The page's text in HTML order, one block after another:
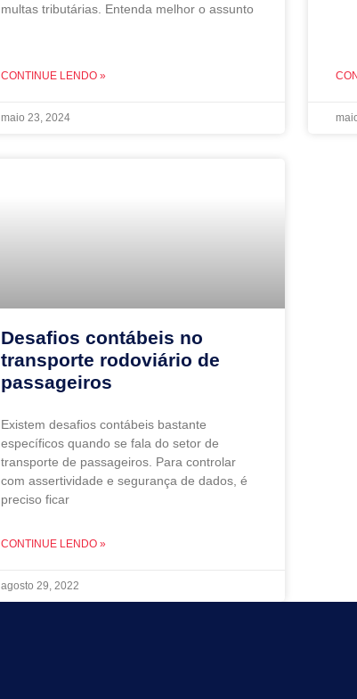
multas tributárias. Entenda melhor o assunto
CONTINUE LENDO »
maio 23, 2024
Desafios contábeis no
transporte rodoviário de
passageiros
Existem desafios contábeis bastante
específicos quando se fala do setor de
transporte de passageiros. Para controlar
com assertividade e segurança de dados, é
preciso ficar
CONTINUE LENDO »
agosto 29, 2022